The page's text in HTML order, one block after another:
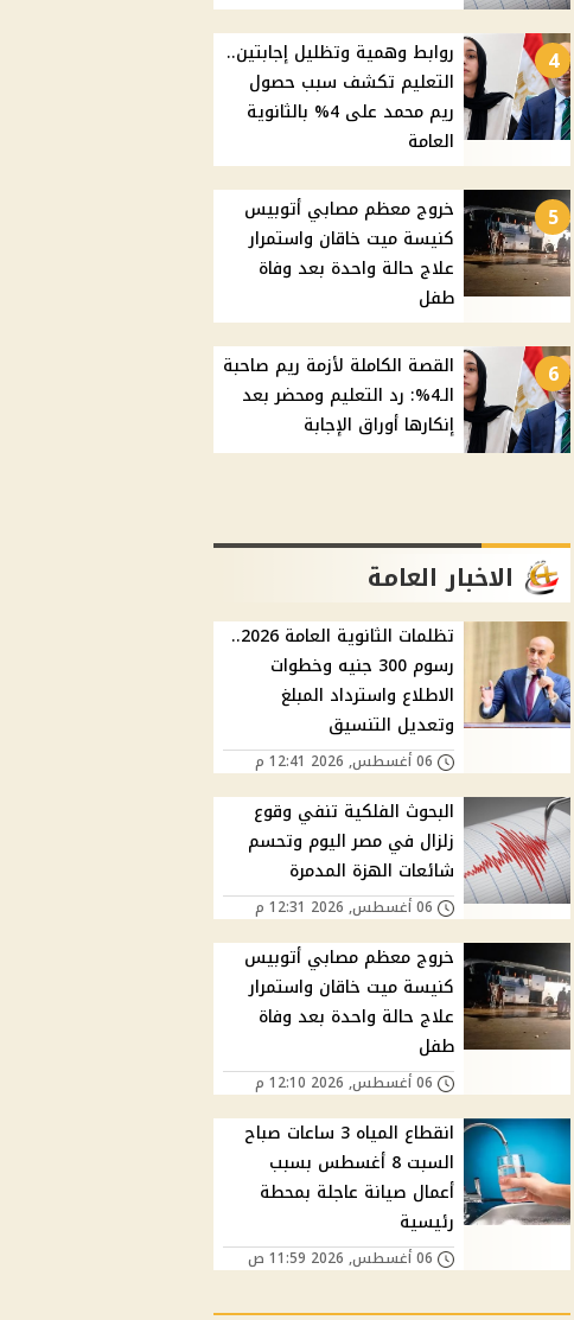
4
روابط وهمية وتظليل إجابتين..
التعليم تكشف سبب حصول
ريم محمد على 4% بالثانوية
العامة
5
خروج معظم مصابي أتوبيس
كنيسة ميت خاقان واستمرار
علاج حالة واحدة بعد وفاة
طفل
6
القصة الكاملة لأزمة ريم صاحبة
الـ4%: رد التعليم ومحضر بعد
إنكارها أوراق الإجابة
الاخبار العامة
تظلمات الثانوية العامة 2026..
رسوم 300 جنيه وخطوات
الاطلاع واسترداد المبلغ
وتعديل التنسيق
06 أغسطس, 2026 12:41 م
البحوث الفلكية تنفي وقوع
زلزال في مصر اليوم وتحسم
شائعات الهزة المدمرة
06 أغسطس, 2026 12:31 م
خروج معظم مصابي أتوبيس
كنيسة ميت خاقان واستمرار
علاج حالة واحدة بعد وفاة
طفل
06 أغسطس, 2026 12:10 م
انقطاع المياه 3 ساعات صباح
السبت 8 أغسطس بسبب
أعمال صيانة عاجلة بمحطة
رئيسية
06 أغسطس, 2026 11:59 ص